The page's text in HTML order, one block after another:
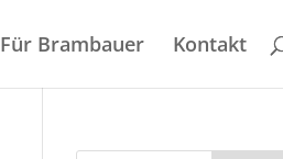
Für Brambauer Kontakt